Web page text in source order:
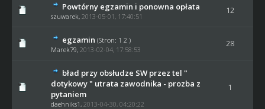
Powtórny egzamin i ponowna opłata
szuwarek, 2013-05-01, 17:40:51
12
egzamin (Stron: 1 2 )
Marek79, 2013-02-04, 17:58:53
28
bład przy obsłudze SW przez tel "
dotykowy " utrata zawodnika - prozba z
pytaniem
daehniks1, 2013-04-30, 04:20:22
1